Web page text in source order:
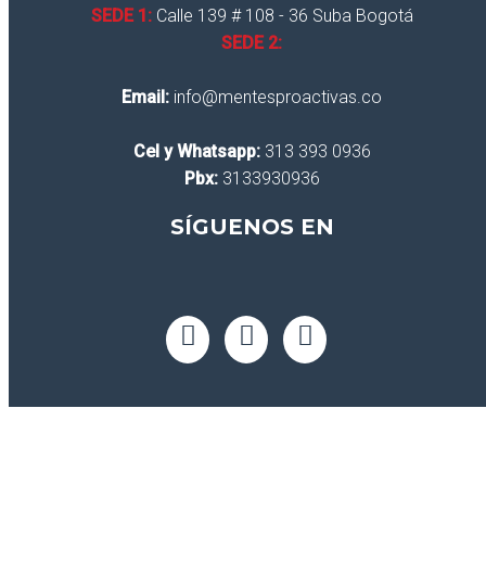
SEDE 1:Calle 139 # 108 - 36 Suba Bogotá
SEDE 2:
Email: info@mentesproactivas.co
Cel y Whatsapp:313 393 0936
Pbx:3133930936
SÍGUENOS EN